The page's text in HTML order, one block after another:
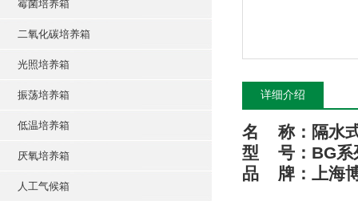
霉菌培养箱
二氧化碳培养箱
光照培养箱
振荡培养箱
低温培养箱
厌氧培养箱
人工气候箱
详细介绍
名
称：隔水
型
号： BG系
品
牌： 上海